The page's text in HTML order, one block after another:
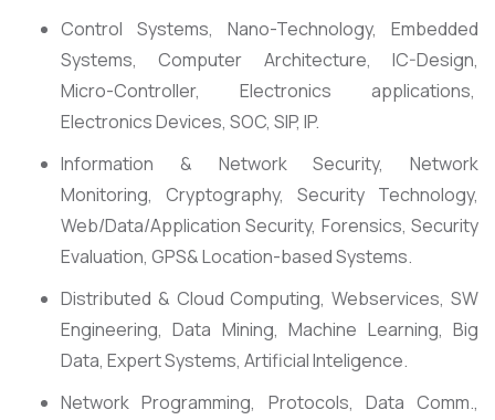
Control Systems, Nano-Technology, Embedded
Systems, Computer Architecture, IC-Design,
Micro-Controller, Electronics applications,
Electronics Devices, SOC, SIP, IP.
Information & Network Security, Network
Monitoring, Cryptography, Security Technology,
Web/Data/Application Security, Forensics, Security
Evaluation, GPS& Location-based Systems.
Distributed & Cloud Computing, Webservices, SW
Engineering, Data Mining, Machine Learning, Big
Data, Expert Systems, Artificial Inteligence.
Network Programming, Protocols, Data Comm.,